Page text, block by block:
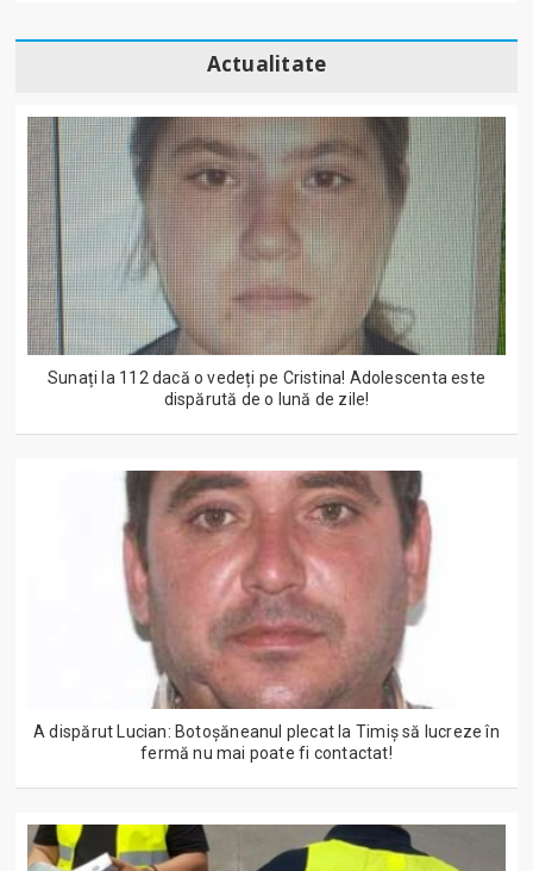
Actualitate
Sunați la 112 dacă o vedeți pe Cristina! Adolescenta este
dispărută de o lună de zile!
A dispărut Lucian: Botoșăneanul plecat la Timiș să lucreze în
fermă nu mai poate fi contactat!